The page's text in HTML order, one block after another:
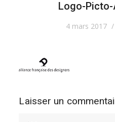
Logo-Picto-
4 mars 2017 /
Laisser un